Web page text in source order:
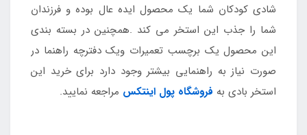
شادی کودکان شما یک محصول ایده عال بوده و فرزندان
شما را جذب این استخر می کند .همچنین در بسته بندی
این محصول یک برچسب تعمیرات ویک دفترچه راهنما در
صورت نیاز به راهنمایی بیشتر وجود دارد برای خرید این
استخر بادی به فروشگاه پول اینتکس مراجعه نمایید.